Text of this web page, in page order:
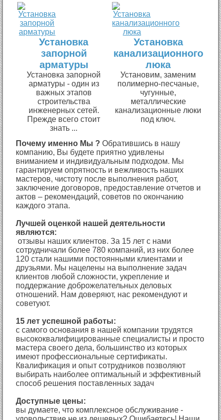
Установка
запорной
арматуры
Установка запорной
арматуры - один из
важных этапов
строительства
инженерных сетей.
Прежде всего стоит
знать ...
Установка
канализационного
люка
Установим, заменим
полимерно-песчаные,
чугунные,
металлические
канализационные люки
под ключ.
Почему именно Мы ? Обратившись в нашу
компанию, Вы будете приятно удивлены
вниманием и индивидуальным подходом. Мы
гарантируем опрятность и вежливость наших
мастеров, чистоту после выполнения работ,
заключение договоров, предоставление отчетов и
актов – рекомендаций, советов по окончанию
каждого этапа.
Лучшей оценкой нашей деятельности
являются:
отзывы наших клиентов. За 15 лет с нами
сотрудничали более 780 компаний, из них более
120 стали нашими постоянными клиентами и
друзьями. Мы нацелены на выполнение задач
клиентов любой сложности, укрепление и
поддержание доброжелательных деловых
отношений. Нам доверяют, нас рекомендуют и
советуют.
15 лет успешной работы:
с самого основания в нашей компании трудятся
высококвалифицированные специалисты и просто
мастера своего дела, большинство из которых
имеют профессиональные сертификаты.
Квалификация и опыт сотрудников позволяют
выбирать наиболее оптимальный и эффективный
способ решения поставленных задач
Доступные цены:
вы думаете, что комплексное обслуживание -